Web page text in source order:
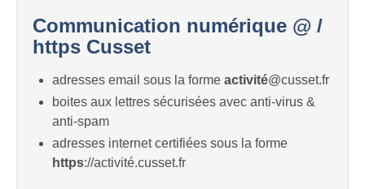
Communication numérique @ /
https Cusset
adresses email sous la forme activité@cusset.fr
boites aux lettres sécurisées avec anti-virus &
anti-spam
adresses internet certifiées sous la forme
https://activité.cusset.fr